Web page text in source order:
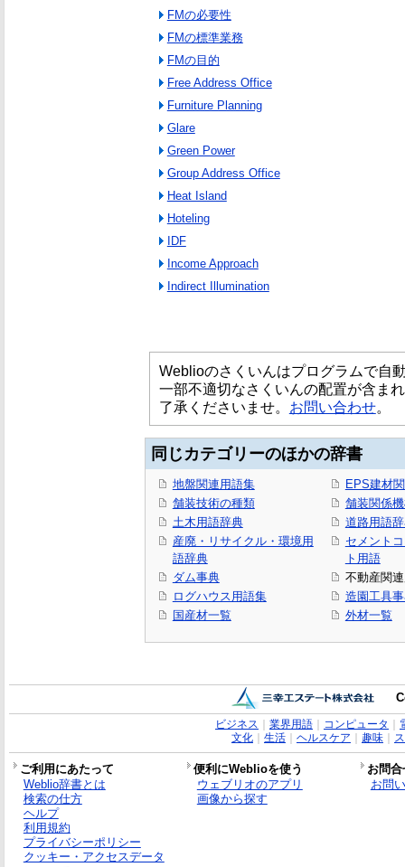
FMの必要性
FMの標準業務
FMの目的
Free Address Office
Furniture Planning
Glare
Green Power
Group Address Office
Heat Island
Hoteling
IDF
Income Approach
Indirect Illumination
Weblioのさくいんはプログラムで自
一部不適切なさくいんの配置が含ま
了承くださいませ。 お問い合わせ。
同じカテゴリーのほかの辞書
地盤関連用語集
舗装技術の種類
土木用語辞典
産廃・リサイクル・環境用
語辞典
ダム事典
ログハウス用語集
国産材一覧
EPS建材
舗装関係
道路用語
セメント
ト用語
不動産関
造園工具
外材一覧
ビジネス 業界用語｜ コンピュータ
文化｜ 生活｜ ヘルスケア 趣味｜
ご利用にあたって 便利にWeblioを使う
お問
Weblio辞書とは
検索の仕方
ヘルプ
利用規約
プライバシーポリシー
クッキー・アクセスデータ
ウェブリオのアプリ
画像から探す
お問